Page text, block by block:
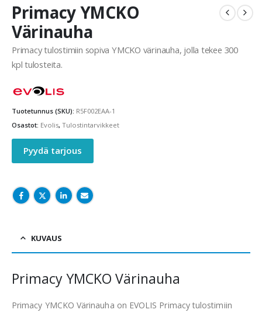
Primacy YMCKO
Värinauha
Primacy tulostimiin sopiva YMCKO värinauha, jolla tekee 300
kpl tulosteita.
Tuotetunnus (SKU): R5F002EAA-1
Osastot: Evolis, Tulostintarvikkeet
Pyydä tarjous
KUVAUS
Primacy YMCKO Värinauha
Primacy YMCKO Värinauha on EVOLIS Primacy tulostimiin